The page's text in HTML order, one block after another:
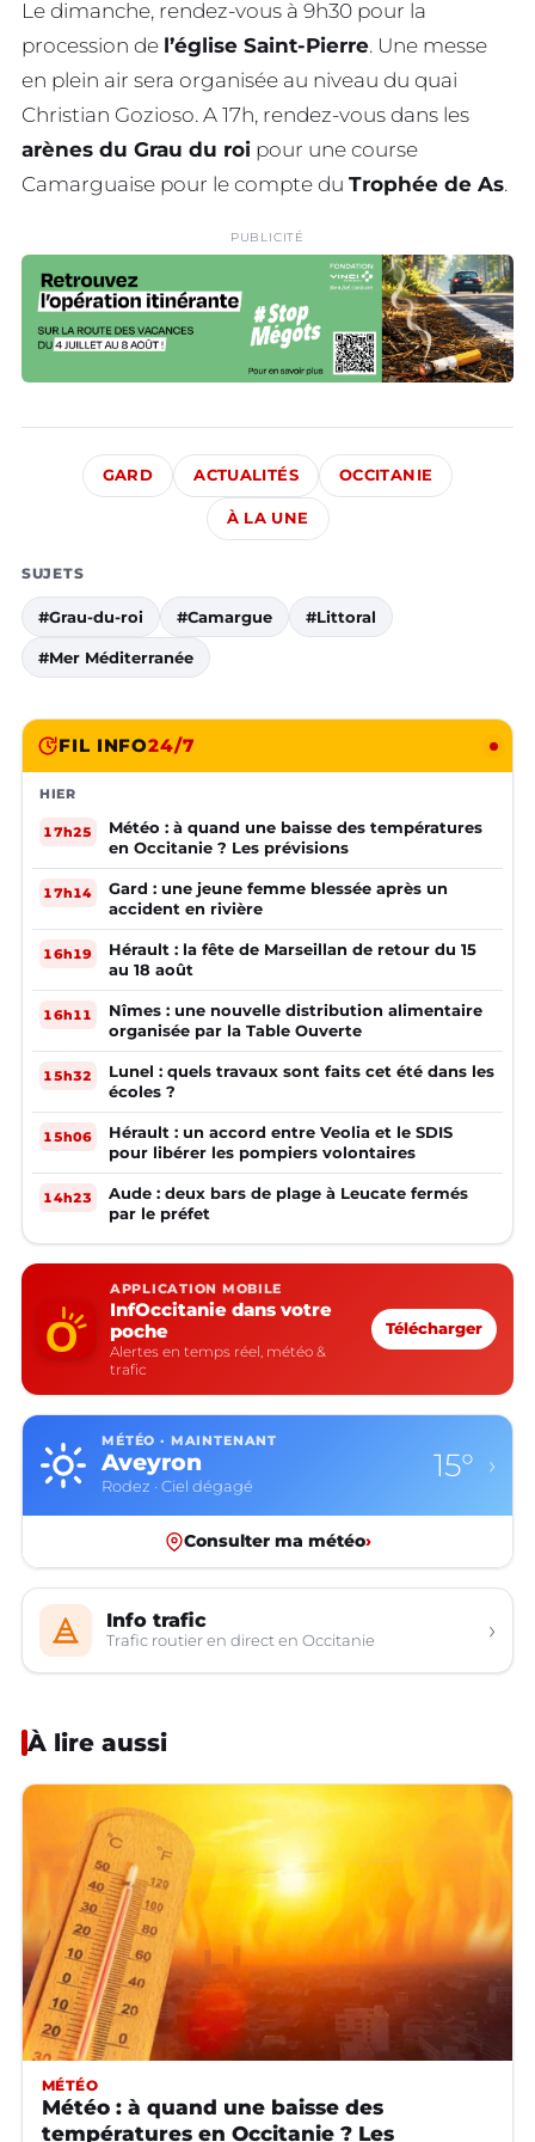
Le dimanche, rendez-vous à 9h30 pour la
procession de l’église Saint-Pierre. Une messe
en plein air sera organisée au niveau du quai
Christian Gozioso. A 17h, rendez-vous dans les
arènes du Grau du roi pour une course
Camarguaise pour le compte du Trophée de As.
PUBLICITÉ
GARD ACTUALITÉS OCCITANIE
À LA UNE
SUJETS
#Grau-du-roi #Camargue #Littoral
#Mer Méditerranée
FIL INFO24/7
HIER
17h25
Météo : à quand une baisse des températures
en Occitanie ? Les prévisions
17h14
Gard : une jeune femme blessée après un
accident en rivière
16h19
Hérault : la fête de Marseillan de retour du 15
au 18 août
16h11
Nîmes : une nouvelle distribution alimentaire
organisée par la Table Ouverte
15h32
Lunel : quels travaux sont faits cet été dans les
écoles ?
15h06
Hérault : un accord entre Veolia et le SDIS
pour libérer les pompiers volontaires
14h23
Aude : deux bars de plage à Leucate fermés
par le préfet
APPLICATION MOBILE
InfOccitanie dans votre
poche
Alertes en temps réel, météo &
trafic
Télécharger
MÉTÉO · MAINTENANT
Aveyron
Rodez · Ciel dégagé
15° ›
Consulter ma météo›
Info trafic
Trafic routier en direct en Occitanie ›
À lire aussi
MÉTÉO
Météo : à quand une baisse des
températures en Occitanie ? Les